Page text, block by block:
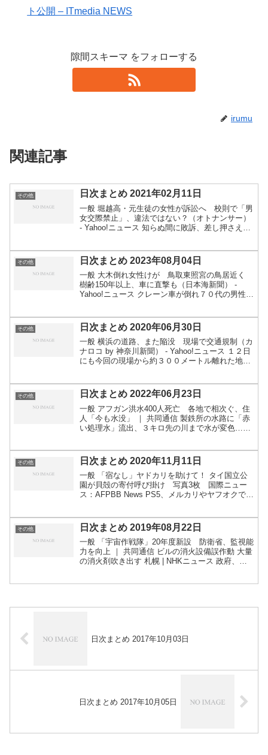
ト公開 – ITmedia NEWS
隙間スキーマ をフォローする
irumu
関連記事
その他 日次まとめ 2021年02月11日
一般 堀越高・元生徒の女性が訴訟へ 校則で「男
女交際禁止」、違法ではない？（オトナンサー）
- Yahoo!ニュース 知らぬ間に敗訴、差し押さえ
その他 日次まとめ 2023年08月04日
一般 大木倒れ女性けが 鳥取東照宮の鳥居近く
樹齢150年以上、車に直撃も（日本海新聞） -
Yahoo!ニュース クレーン車が倒れ７０代の男性が
Yah...
その他 日次まとめ 2020年06月30日
一般 横浜の道路、また陥没 現場で交通規制（カ
ナロコ by 神奈川新聞） - Yahoo!ニュース １２日
にも今回の現場から約３００メートル離れた地点
その他 日次まとめ 2022年06月23日
一般 アフガン洪水400人死亡 各地で相次ぐ、住
人「今も水没」 ｜ 共同通信 製鉄所の水路に「赤
い処理水」流出、３キロ先の川まで水が変色…魚
その他 日次まとめ 2020年11月11日
一般 「宿なし」ヤドカリを助けて！ タイ国立公
園が貝殻の寄付呼び掛け 写真3枚 国際ニュー
ス：AFPBB News PS5、メルカリやヤフオクで高
その他 日次まとめ 2019年08月22日
一般 「宇宙作戦隊」20年度新設 防衛省、監視能
力を向上 ｜ 共同通信 ビルの消火設備誤作動 大量
の消火剤吹き出す 札幌 | NHKニュース 政府、京
日次まとめ 2017年10月03日
日次まとめ 2017年10月05日